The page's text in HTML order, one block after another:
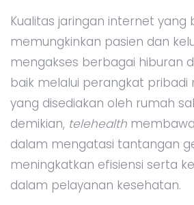
Kualitas jaringan internet yang
memungkinkan pasien dan
mengakses berbagai hiburan
baik melalui perangkat pribadi
yang disediakan oleh rumah
demikian, telehealth
dalam mengatasi tantangan
meningkatkan efisiensi serta
dalam pelayanan kesehatan.